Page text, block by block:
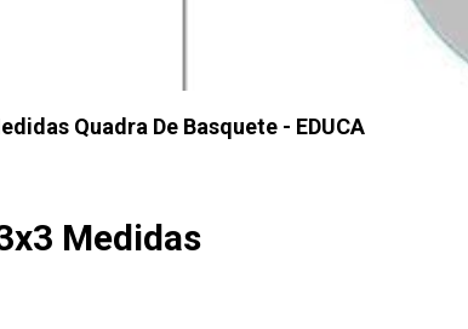
Quadra De Basquete - EDUCA
Medidas